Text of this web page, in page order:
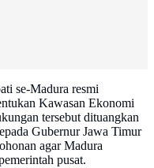
se-Madura resmi
Kawasan Ekonomi
tersebut dituangkan
Gubernur Jawa Timur
agar Madura
pusat.